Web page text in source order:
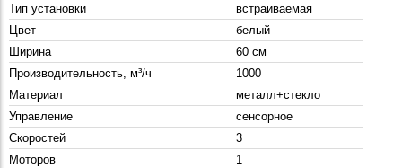
Тип установки
встраиваемая
Цвет
белый
Ширина
60 см
Производительность, м³/ч
1000
Материал
металл+стекло
Управление
сенсорное
Скоростей
3
Моторов
1